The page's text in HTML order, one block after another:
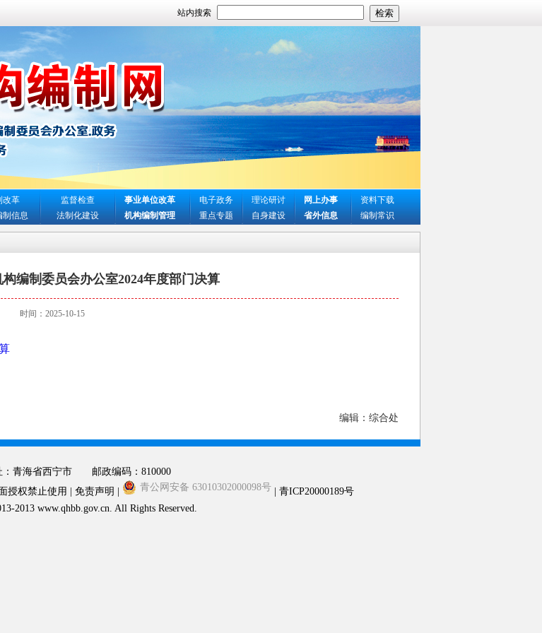
站内搜索
改革
制信息
监督检查
法制化建设
事业单位改革
机构编制管理
电子政务
重点专题
理论研讨
自身建设
网上办事
省外信息
资料下载
编制常识
编制委员会办公室2024年度部门决算
时间：2025-10-15
编辑：综合处
：青海省西宁市 邮政编码：810000
授权禁止使用 | 免责声明 |
青公网安备 63010302000098号 | 青ICP20000189号
2013 www.qhbb.gov.cn. All Rights Reserved.